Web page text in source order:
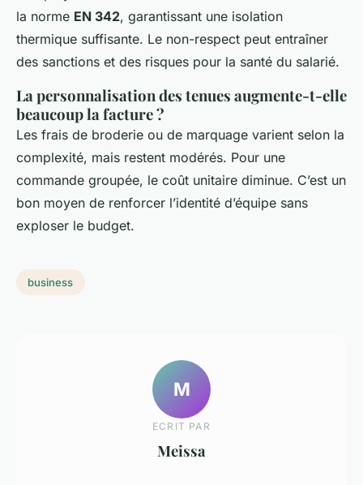
la norme EN 342, garantissant une isolation
thermique suffisante. Le non-respect peut entraîner
des sanctions et des risques pour la santé du salarié.
La personnalisation des tenues augmente-t-elle
beaucoup la facture ?
Les frais de broderie ou de marquage varient selon la
complexité, mais restent modérés. Pour une
commande groupée, le coût unitaire diminue. C’est un
bon moyen de renforcer l’identité d’équipe sans
exploser le budget.
business
M
ECRIT PAR
Meissa